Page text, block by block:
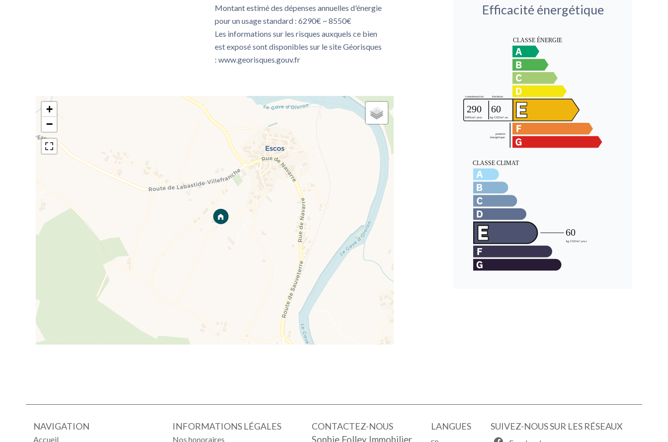
Montant estimé des dépenses annuelles d'énergie
pour un usage standard : 6290€ ~ 8550€
Les informations sur les risques auxquels ce bien
est exposé sont disponibles sur le site Géorisques
: www.georisques.gouv.fr
+
−
Efficacité énergétique
NAVIGATION
Accueil
INFORMATIONS LÉGALES
Nos honoraires
CONTACTEZ-NOUS
Sophie Folley Immobilier
LANGUES SUIVEZ-NOUS SUR LES RÉSEAUX